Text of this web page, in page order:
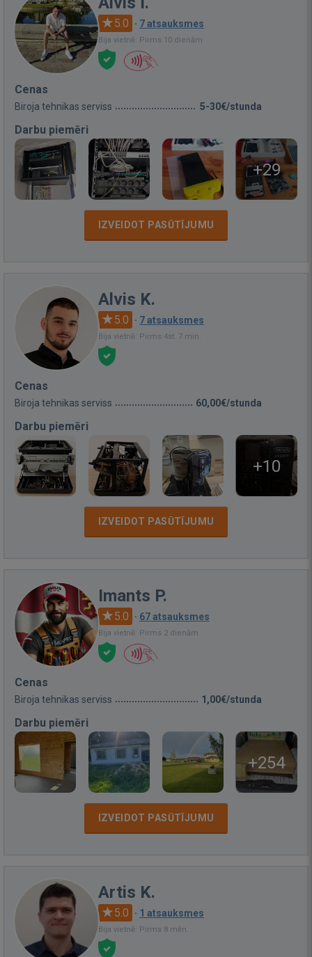
5.0 · 7 atsauksmes
Bija vietnē: Pirms 10 dienām
Cenas
Biroja tehnikas serviss 5-30€/stunda
Darbu piemēri
+29
IZVEIDOT PASŪTĪJUMU
Alvis K.
5.0 · 7 atsauksmes
Bija vietnē: Pirms 4st. 7 min.
Cenas
Biroja tehnikas serviss 60,00€/stunda
Darbu piemēri
+10
IZVEIDOT PASŪTĪJUMU
Imants P.
5.0 · 67 atsauksmes
Bija vietnē: Pirms 2 dienām
Cenas
Biroja tehnikas serviss 1,00€/stunda
Darbu piemēri
+254
IZVEIDOT PASŪTĪJUMU
Artis K.
5.0 · 1 atsauksmes
Bija vietnē: Pirms 8 mēn.